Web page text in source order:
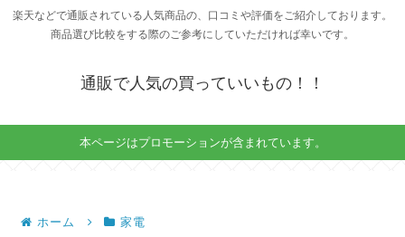
楽天などで通販されている人気商品の、口コミや評価をご紹介しております。
商品選び比較をする際のご参考にしていただければ幸いです。
通販で人気の買っていいもの！！
本ページはプロモーションが含まれています。
ホーム 家電